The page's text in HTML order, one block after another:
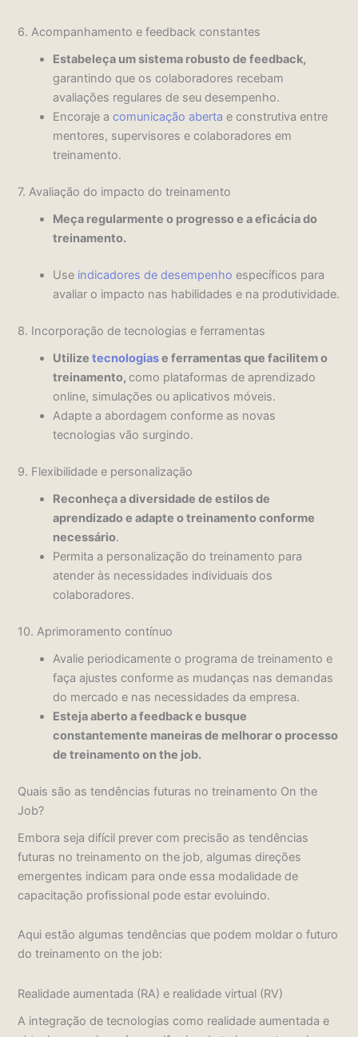
6. Acompanhamento e feedback constantes
Estabeleça um sistema robusto de feedback,
garantindo que os colaboradores recebam
avaliações regulares de seu desempenho.
Encoraje acomunicação aberta e construtiva entre
mentores, supervisores e colaboradores em
treinamento.
7. Avaliação do impacto do treinamento
Meça regularmente o progresso e a eficácia do
treinamento.
Use indicadores de desempenho específicos para
avaliar o impacto nas habilidades e na produtividade.
8. Incorporação de tecnologias e ferramentas
Utilize tecnologiase ferramentas que facilitem o
treinamento, como plataformas de aprendizado
online, simulações ou aplicativos móveis.
Adapte a abordagem conforme as novas
tecnologias vão surgindo.
9. Flexibilidade e personalização
Reconheça a diversidade de estilos de
aprendizado e adapte o treinamento conforme
necessário.
Permita a personalização do treinamento para
atender às necessidades individuais dos
colaboradores.
10. Aprimoramento contínuo
Avalie periodicamente o programa de treinamento e
faça ajustes conforme as mudanças nas demandas
do mercado e nas necessidades da empresa.
Esteja aberto a feedback e busque
constantemente maneiras de melhorar o processo
de treinamento on the job.
Quais são as tendências futuras no treinamento On the
Job?
Embora seja difícil prever com precisão as tendências
futuras no treinamento on the job, algumas direções
emergentes indicam para onde essa modalidade de
capacitação profissional pode estar evoluindo.
Aqui estão algumas tendências que podem moldar o futuro
do treinamento on the job:
Realidade aumentada (RA) e realidade virtual (RV)
A integração de tecnologias como realidade aumentada e